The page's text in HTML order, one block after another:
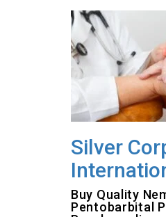
Silver
Buy Quality
Pentobarbital